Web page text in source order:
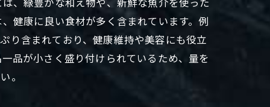
健康に良い食材が多く含まれています。例
り含まれており、健康維持や美容にも役立
品が小さく盛り付けられているため、量を
。